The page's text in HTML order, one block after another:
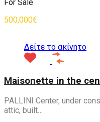
For Sale
500,000€
Δείτε το ακίνητο
Maisonette in the
PALLINI Center, under
attic, built…